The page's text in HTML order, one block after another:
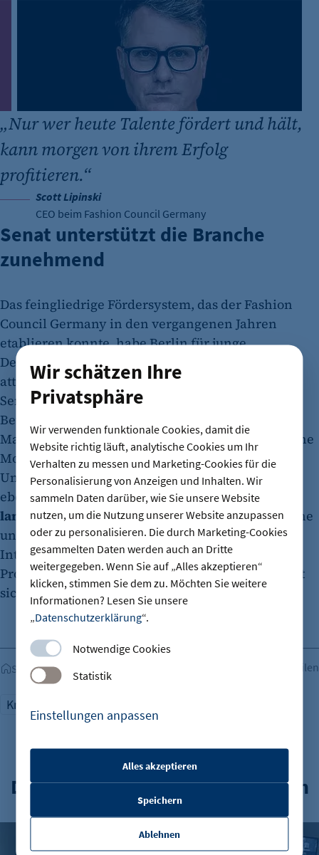
Wir schätzen Ihre
Privatsphäre
Wir verwenden funktionale Cookies, damit die
Website richtig läuft, analytische Cookies um Ihr
Verhalten zu messen und Marketing-Cookies für die
Personalisierung von Anzeigen und Inhalten. Wir
sammeln Daten darüber, wie Sie unsere Website
nutzen, um die Nutzung unserer Website anzupassen
oder zu personalisieren. Die durch Marketing-Cookies
gesammelten Daten werden auch an Dritte
weitergegeben. Wenn Sie auf „Alles akzeptieren“
klicken, stimmen Sie dem zu. Möchten Sie weitere
Informationen? Lesen Sie unsere
„Datenschutzerklärung“.
Notwendige Cookies
Statistik
Einstellungen anpassen
etracker Sitzungs-Cookie
Anbieter:
Alles akzeptieren
Ablehnen
Speichern
„Nur wer heute Talente fördert und hält,
kann morgen von ihrem Erfolg
profitieren.“
Scott Lipinski
CEO beim Fashion Council Germany
Senat unterstützt die Branche
zunehmend
Das feingliedrige Fördersystem, das der Fashion
Council Germany in den vergangenen Jahren
etablieren konnte, habe Berlin für junge
Designerinnen und Designer zunehmend
attraktiver macht. “Wir konnten zum Beispiel die
Senatsverwaltung für Wirtschaft, Energie und
Betriebe dafür gewinnen, jede Saison knapp 20
Marken finanziell zu unterstützen, damit sie eigene
Modenschauen realisieren können," so Lipinski.
Unternehmerin Esther Perbandt sieht hier
ebenfalls großen Bedarf, vor allem hinsichtlich
langfristiger Förderstrukturen: "Besonders kleine
und mittlere Labels benötigen Unterstützung bei
Internationalisierung, Digitalisierung und
Produktion in Europa – seit einigen Jahren bewegt
sich hier etwas."
Startseite Teilen
Kreativwirtschaft
Das könnte Sie auch interessieren
Vorgestellt: Martin Schröder, PACE Media Development